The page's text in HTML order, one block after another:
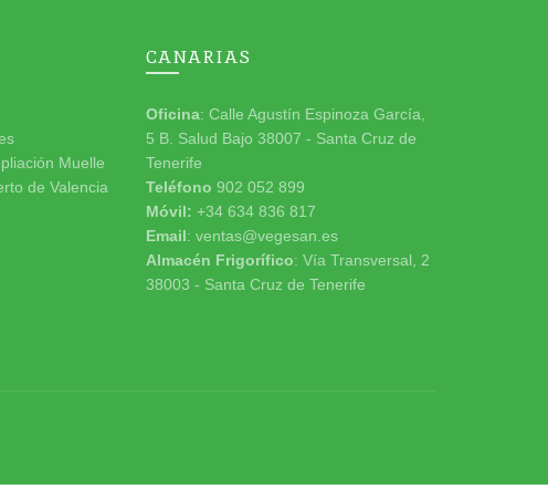
Muelle
de Valencia
CANARIAS
Oficina: Calle Agustín Espinoza García,
5 B. Salud Bajo 38007 - Santa Cruz de
Tenerife
Teléfono 902 052 899
Móvil: +34 634 836 817
Email: ventas@vegesan.es
Almacén Frigorífico: Vía Transversal, 2
38003 - Santa Cruz de Tenerife